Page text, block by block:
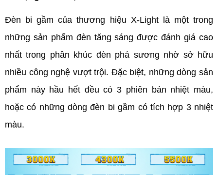
Đèn bi gầm của thương hiệu X-Light là một trong
những sản phẩm đèn tăng sáng được đánh giá cao
nhất trong phân khúc đèn phá sương nhờ sở hữu
nhiều công nghệ vượt trội. Đặc biệt, những dòng sản
phẩm này hầu hết đều có 3 phiên bản nhiệt màu,
hoặc có những dòng đèn bi gầm có tích hợp 3 nhiệt
màu.